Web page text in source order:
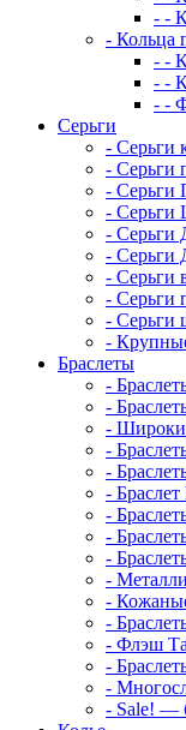
- -
- Кольца
- -
- -
- -
Серьги
- Серьги
- Серьги
- Серьги
- Серьги
- Серьги
- Серьги
- Серьги
- Серьги
- Серьги
-
Браслеты
-
-
-
-
-
-
-
-
-
-
-
-
- Флэш
-
-
- Sale! —